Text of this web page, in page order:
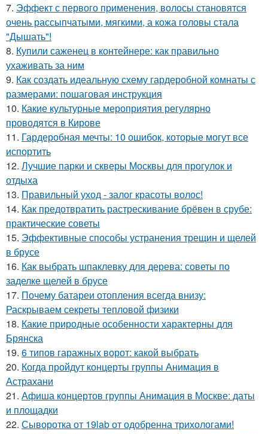
7. Эффект с первого применения, волосы становятся
очень рассыпчатыми, мягкими, а кожа головы стала
"Дышать"!
8. Купили саженец в контейнере: как правильно
ухаживать за ним
9. Как создать идеальную схему гардеробной комнаты с
размерами: пошаговая инструкция
10. Какие культурные мероприятия регулярно
проводятся в Кирове
11. Гардеробная мечты: 10 ошибок, которые могут все
испортить
12. Лучшие парки и скверы Москвы для прогулок и
отдыха
13. Правильный уход - залог красоты волос!
14. Как предотвратить растрескивание брёвен в срубе:
практические советы
15. Эффективные способы устранения трещин и щелей
в брусе
16. Как выбрать шпаклевку для дерева: советы по
заделке щелей в брусе
17. Почему батареи отопления всегда внизу:
Раскрываем секреты тепловой физики
18. Какие природные особенности характерны для
Брянска
19. 6 типов гаражных ворот: какой выбрать
20. Когда пройдут концерты группы Анимация в
Астрахани
21. Афиша концертов группы Анимация в Москве: даты
и площадки
22. Сыворотка от 19lab от одобренна трихологами!